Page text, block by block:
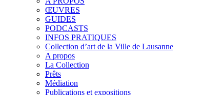
ŒUVRES
GUIDES
PODCASTS
INFOS PRATIQUES
Collection d’art de la Ville de Lausanne
A propos
La Collection
Prêts
Médiation
Publications et expositions